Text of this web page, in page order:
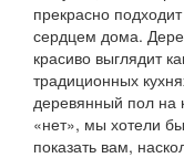
прекрасно
сердцем дома.
красиво выглядит
традиционных
деревянный пол на
«нет», мы хотели
показать вам,